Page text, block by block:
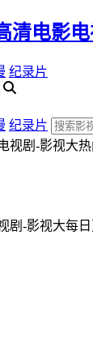
清电影
纪录片
纪录片
剧-影视大每